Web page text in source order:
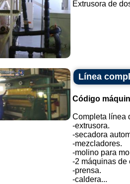
Extrusora de
Línea
Código
Completa línea
-extrusora.
-secadora
-mezcladores.
-molino para
-2 máquinas de
-prensa.
-caldera...